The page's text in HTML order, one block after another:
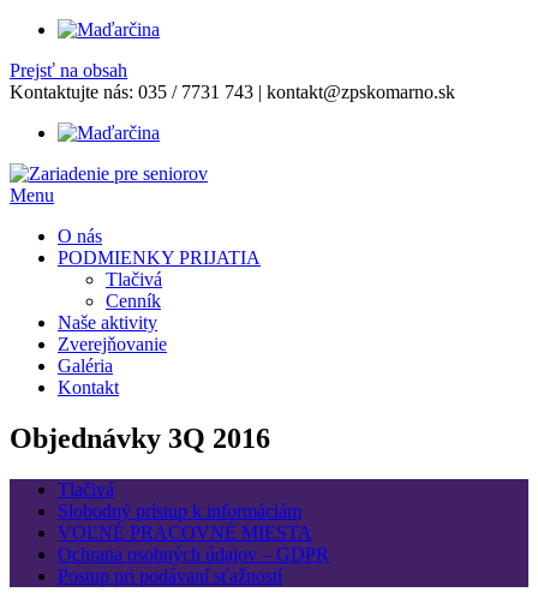
Prejsť na obsah
Kontaktujte nás: 035 / 7731 743 | kontakt@zpskomarno.sk
Menu
O nás
PODMIENKY PRIJATIA
Tlačivá
Cenník
Naše aktivity
Zverejňovanie
Galéria
Kontakt
Objednávky 3Q 2016
Tlačivá
Slobodný prístup k informáciám
VOĽNÉ PRACOVNÉ MIESTA
Ochrana osobných údajov – GDPR
Postup pri podávaní sťažností